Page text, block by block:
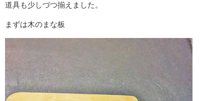
道具も少しづつ揃えました。
まずは木のまな板